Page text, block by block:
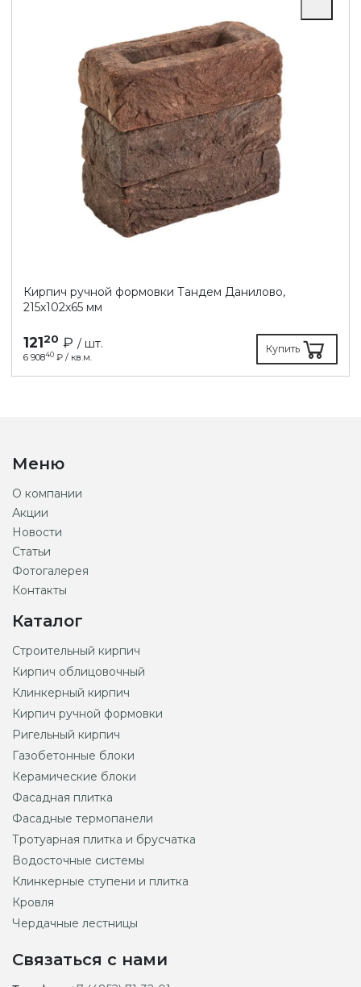
Кирпич ручной формовки Тандем Данилово,
215х102х65 мм
12120 ₽ / шт.
6 90840 ₽ / кв.м.
Купить
Меню
О компании
Акции
Новости
Статьи
Фотогалерея
Контакты
Каталог
Строительный кирпич
Кирпич облицовочный
Клинкерный кирпич
Кирпич ручной формовки
Ригельный кирпич
Газобетонные блоки
Керамические блоки
Фасадная плитка
Фасадные термопанели
Тротуарная плитка и брусчатка
Водосточные системы
Клинкерные ступени и плитка
Кровля
Чердачные лестницы
Связаться с нами